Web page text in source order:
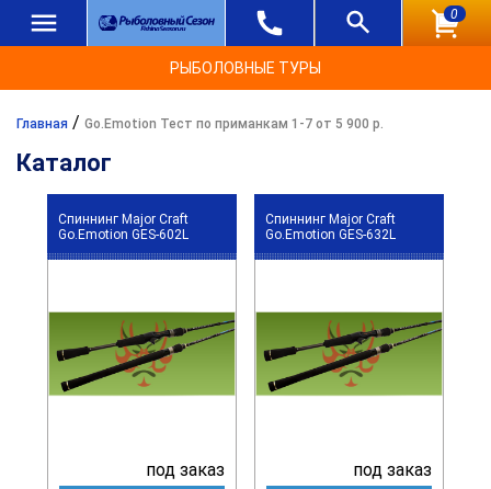
0
РЫБОЛОВНЫЕ ТУРЫ
Главная / Go.Emotion Тест по приманкам 1-7 от 5 900 р.
Каталог
Спиннинг Major Craft
Go.Emotion GES-602L
под заказ
Спиннинг Major Craft
Go.Emotion GES-632L
под заказ